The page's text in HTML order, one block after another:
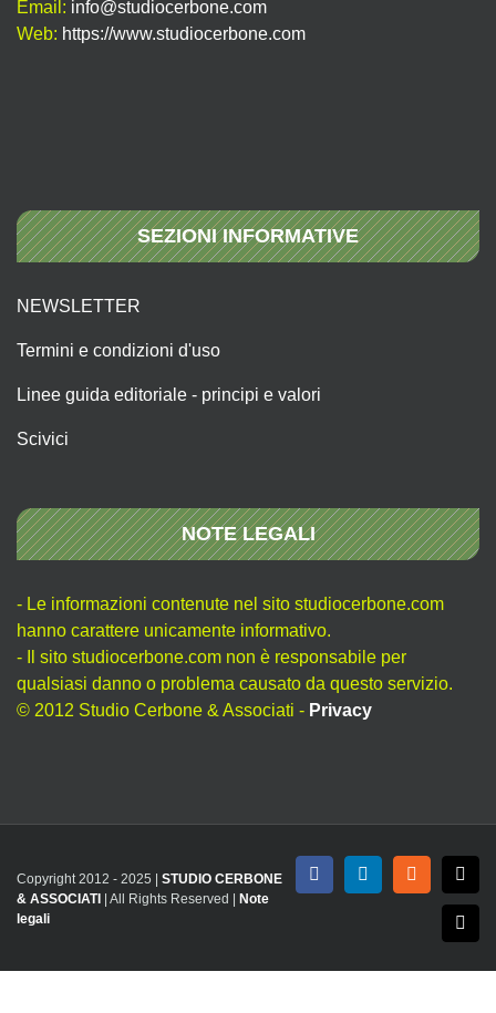
Email: info@studiocerbone.com
Web: https://www.studiocerbone.com
SEZIONI INFORMATIVE
NEWSLETTER
Termini e condizioni d'uso
Linee guida editoriale - principi e valori
Scivici
NOTE LEGALI
- Le informazioni contenute nel sito studiocerbone.com
hanno carattere unicamente informativo.
- Il sito studiocerbone.com non è responsabile per
qualsiasi danno o problema causato da questo servizio.
© 2012 Studio Cerbone & Associati - Privacy
Copyright 2012 - 2025 | STUDIO CERBONE
& ASSOCIATI
| All Rights Reserved |
Note
legali
FacebookLinkedInRss X